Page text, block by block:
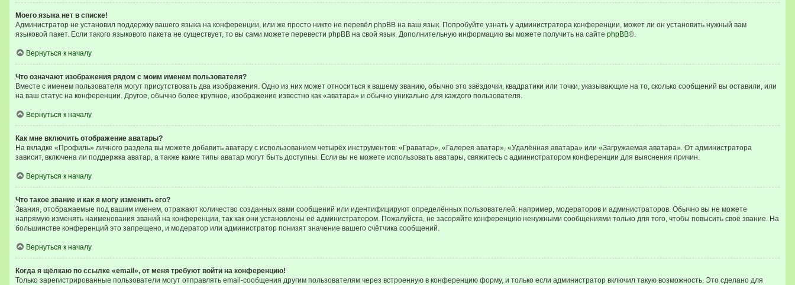
Моего языка нет в списке!
Администратор не установил поддержку вашего языка на конференции, или же просто никто не перевёл phpBB на ваш язык. Попробуйте узнать у администратора конференции, может ли он установить нужный вам
языковой пакет. Если такого языкового пакета не существует, то вы сами можете перевести phpBB на свой язык. Дополнительную информацию вы можете получить на сайте phpBB®.
Вернуться к началу
Что означают изображения рядом с моим именем пользователя?
Вместе с именем пользователя могут присутствовать два изображения. Одно из них может относиться к вашему званию, обычно это звёздочки, квадратики или точки, указывающие на то, сколько сообщений вы оставили, или
на ваш статус на конференции. Другое, обычно более крупное, изображение известно как «аватара» и обычно уникально для каждого пользователя.
Вернуться к началу
Как мне включить отображение аватары?
На вкладке «Профиль» личного раздела вы можете добавить аватару с использованием четырёх инструментов: «Граватар», «Галерея аватар», «Удалённая аватара» или «Загружаемая аватара». От администратора
зависит, включена ли поддержка аватар, а также какие типы аватар могут быть доступны. Если вы не можете использовать аватары, свяжитесь с администратором конференции для выяснения причин.
Вернуться к началу
Что такое звание и как я могу изменить его?
Звания, отображаемые под вашим именем, отражают количество созданных вами сообщений или идентифицируют определённых пользователей: например, модераторов и администраторов. Обычно вы не можете
напрямую изменять наименования званий на конференции, так как они установлены её администратором. Пожалуйста, не засоряйте конференцию ненужными сообщениями только для того, чтобы повысить своё звание. На
большинстве конференций это запрещено, и модератор или администратор понизят значение вашего счётчика сообщений.
Вернуться к началу
Когда я щёлкаю по ссылке «email», от меня требуют войти на конференцию!
Только зарегистрированные пользователи могут отправлять email-сообщения другим пользователям через встроенную в конференцию форму, и только если администратор включил такую возможность. Это сделано для